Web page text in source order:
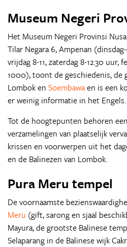
Museum Negeri
Het Museum Negeri Provinsi
Tilar Negara 6, Ampenan
vrijdag 8-11, zaterdag 8-12.30 uur,
1000), toont de geschiedenis, de
Lombok en Soembawaen is een
er weinig informatie in het Engels.
Tot de hoogtepunten behoren
verzamelingen van plaatselijk
krissen en voorwerpen uit het
en de Balinezen van Lombok.
Pura Meru tempel
De voornaamste
Meru (gift, sarong en sjaal
Mayura, de grootste Balinese
Selaparang in de Balinese wijk